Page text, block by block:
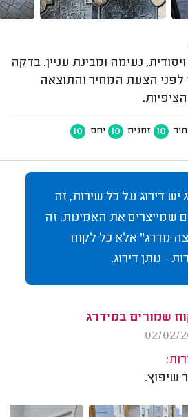
נעימה ומבינת עניין. בדקה
הצעת המחיר והתוצאה
10 זמנים 10 יחס 10
יש דירוג על כל שירות, זה
שמייצרים את האמינות. זה
מדרג" אלא כל לקוח
- נותן דירוג.
שמורים במידרג
שיפוץ.